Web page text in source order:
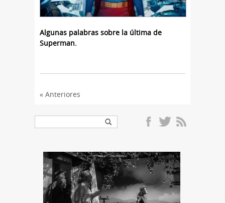
Algunas palabras sobre la última de
Superman.
« Anteriores